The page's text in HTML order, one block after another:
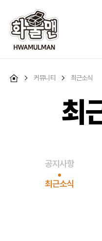
커뮤니티 최근소식
최
공지사항
최근소식